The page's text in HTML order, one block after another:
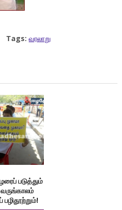
Tags: வரலாறு
படுத்தும்
வருங்காலம்